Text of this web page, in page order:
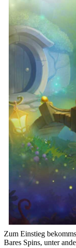
Zum Einstieg
Bares Spins, unter